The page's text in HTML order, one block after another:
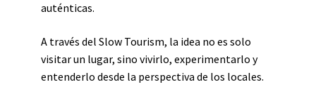
auténticas.
A través del Slow Tourism, la idea no es solo
visitar un lugar, sino vivirlo, experimentarlo y
entenderlo desde la perspectiva de los locales.